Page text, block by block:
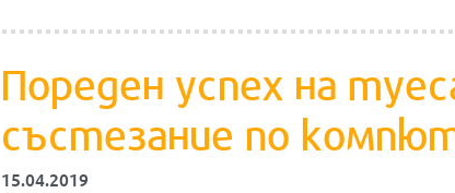
Пореден успех на
състезание по
15.04.2019